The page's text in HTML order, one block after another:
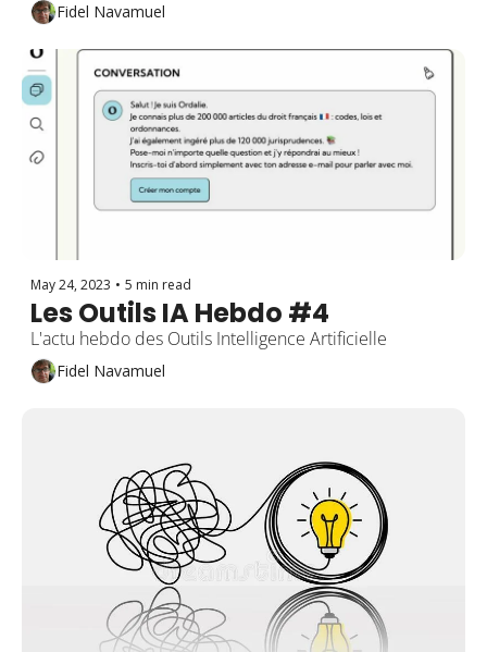
Fidel Navamuel
May 24, 2023 • 5 min read
Les Outils IA Hebdo #4
L'actu hebdo des Outils Intelligence Artificielle
Fidel Navamuel